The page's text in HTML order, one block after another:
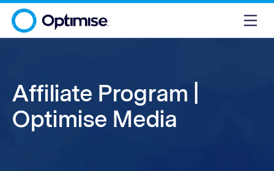
Affiliate Program |
Optimise Media